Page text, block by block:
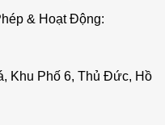
& Hoạt Động:
Khu Phố 6, Thủ Đức, Hồ